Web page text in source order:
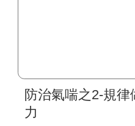
防治氣喘之2-規
力